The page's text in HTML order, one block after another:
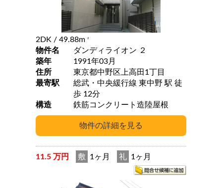
2DK / 49.88m 2
物件名
ダンディライオン ２
築年
1991年03月
住所
東京都中野区上高田1丁目
最寄駅
総武・中央緩行線 東中野 駅 徒
歩 12分
構造
鉄筋コンクリート造陸屋根
11.5 万円 敷 1ヶ月 礼 1ヶ月